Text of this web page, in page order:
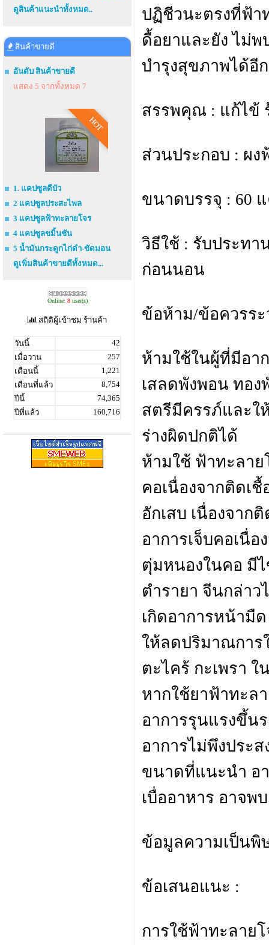
ดูสินค้าแนะนำทั้งหมด..
สินค้าขายดี
อันดับ สินค้าขายดี
แสดง 5 จากทั้งหมด 7
HOT
1. แคปซูลดีบัว
2 แคปซูลประสะไพล
3 แคปซูลฟ้าทะลายโจร
4 แคปซูลขมิ้นชัน
5 น้ำมันกระดูกไก่ดำ-ขัดมอน
ดูเพิ่มสินค้าขายดีทั้งหมด...
Online: 8user(s)
สถิติผู้เข้าชม ร้านค้า
วันนี้
42
เมื่อวาน
257
เดือนนี้
1,221
เดือนที่แล้ว
8,754
ปีนี้
74,365
ปีที่แล้ว
160,716
ปฏิชีวนะตรงที่ฟ้า
ดื้อยาและยัง ไม่พ
บำรุงสุขภาพได้อี
สรรพคุณ : แก้ไข้
ส่วนประกอบ : ผง
ขนาดบรรจุ : 60
วิธีใช้ : รับประทา
ก่อนนอน
ข้อห้าม/ข้อควรระ
ห้ามใช้ในผู้ที่มีอา
เสลดพังพอน ทอ
สตรีมีครรภ์และใ
ร่างผิดปกติได้
ห้ามใช้ ฟ้าทะลาย
คอเนื่องจากติดเชื้
อักเสบ เนื่องจาก
อาการเจ็บคอเนื่
ตุ่มหนองในคอ มี
ตำรายา จีนกล่าว
เกิดอาการหน้ามื
ให้ลดปริมาณการ
ตะไคร้ กะเพรา
หากใช้ยาฟ้าทะล
อาการรุนแรงขึ้น
อาการไม่พึงประ
ขนาดที่แนะนำ อา
เบื่ออาหาร อาจพ
ข้อมูลความเป็นพิ
ข้อเสนอแนะ :
การใช้ฟ้าทะลาย